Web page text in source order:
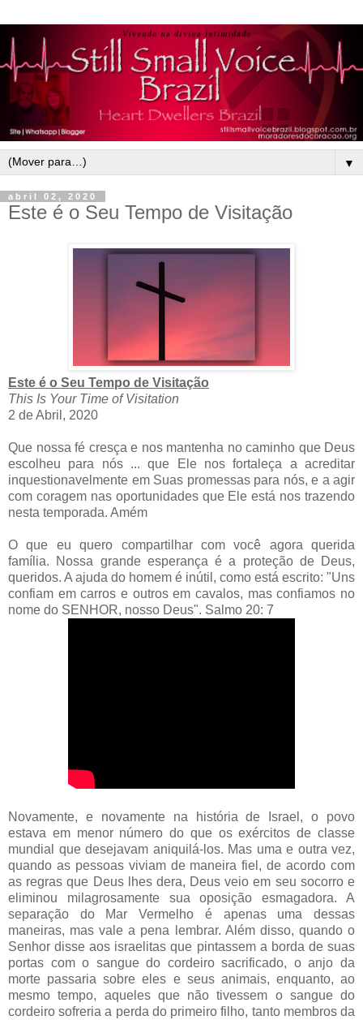
▼
abril 02, 2020
Este é o Seu Tempo de Visitação
Este é o Seu Tempo de Visitação
This Is Your Time of Visitation
2 de Abril, 2020
Que nossa fé cresça e nos mantenha no caminho que Deus
escolheu para nós ... que Ele nos fortaleça a acreditar
inquestionavelmente em Suas promessas para nós, e a agir
com coragem nas oportunidades que Ele está nos trazendo
nesta temporada. Amém
O que eu quero compartilhar com você agora querida
família. Nossa grande esperança é a proteção de Deus,
queridos. A ajuda do homem é inútil, como está escrito: "Uns
confiam em carros e outros em cavalos, mas confiamos no
nome do SENHOR, nosso Deus". Salmo 20: 7
Novamente, e novamente na história de Israel, o povo
estava em menor número do que os exércitos de classe
mundial que desejavam aniquilá-los. Mas uma e outra vez,
quando as pessoas viviam de maneira fiel, de acordo com
as regras que Deus lhes dera, Deus veio em seu socorro e
eliminou milagrosamente sua oposição esmagadora. A
separação do Mar Vermelho é apenas uma dessas
maneiras, mas vale a pena lembrar. Além disso, quando o
Senhor disse aos israelitas que pintassem a borda de suas
portas com o sangue do cordeiro sacrificado, o anjo da
morte passaria sobre eles e seus animais, enquanto, ao
mesmo tempo, aqueles que não tivessem o sangue do
cordeiro sofreria a perda do primeiro filho, tanto membros da